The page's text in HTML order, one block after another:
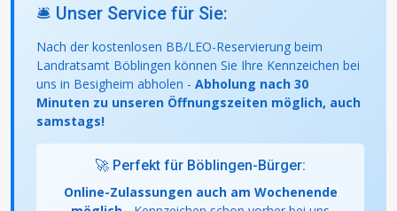
🛎️ Unser Service für Sie:
Nach der kostenlosen BB/LEO-Reservierung beim
Landratsamt Böblingen können Sie Ihre Kennzeichen bei
uns in Besigheim abholen - Abholung nach 30
Minuten zu unseren Öffnungszeiten möglich, auch
samstags!
🚀 Perfekt für Böblingen-Bürger:
Online-Zulassungen auch am Wochenende